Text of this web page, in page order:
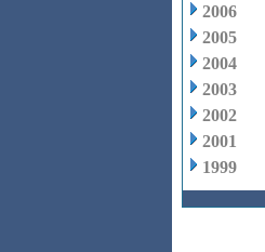
2006
2005
2004
2003
2002
2001
1999